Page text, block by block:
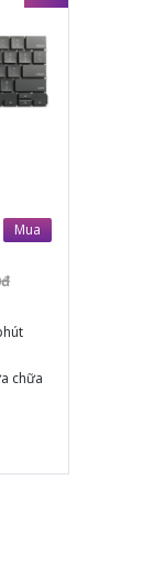
Mua
chữa